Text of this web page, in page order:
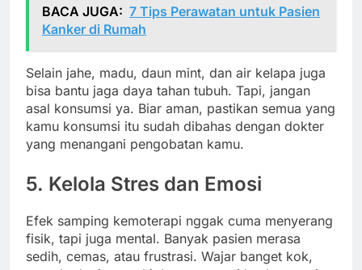
BACA JUGA: 7 Tips Perawatan untuk Pasien
Kanker di Rumah
Selain jahe, madu, daun mint, dan air kelapa juga
bisa bantu jaga daya tahan tubuh. Tapi, jangan
asal konsumsi ya. Biar aman, pastikan semua yang
kamu konsumsi itu sudah dibahas dengan dokter
yang menangani pengobatan kamu.
5. Kelola Stres dan Emosi
Efek samping kemoterapi nggak cuma menyerang
fisik, tapi juga mental. Banyak pasien merasa
sedih, cemas, atau frustrasi. Wajar banget kok,